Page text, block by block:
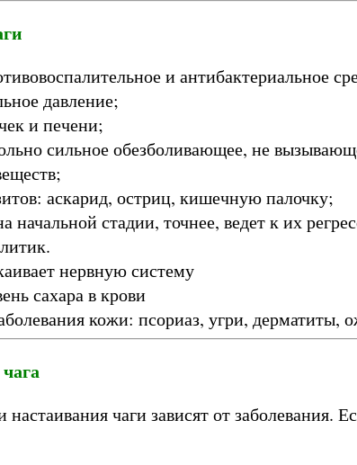
и антибактериальное
давление;
и печени;
сильное обезболивающее, не
аскарид, остриц, кишечную палочку;
начальной стадии, точнее, ведет к их
нервную систему
сахара в крови
кожи: псориаз, угри, дерматиты,
чаги зависят от заболевания.